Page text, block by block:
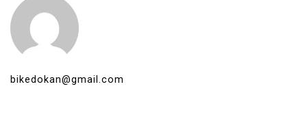
bikedokan@gmail.com